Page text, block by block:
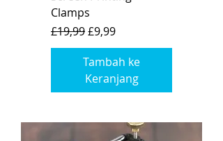
Clamps
Harga Reguler
£19,99Harga Promosi
£9,99
Tambah ke
Keranjang